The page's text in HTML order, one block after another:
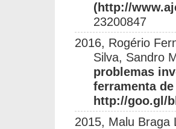
(http://
23200847
2016, Rogério
Silva, Sandro
problemas
ferramenta
http://goo.gl/
2015, Malu Braga